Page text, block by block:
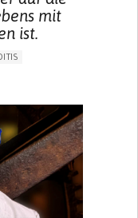
mit
ist.
MEDICATION